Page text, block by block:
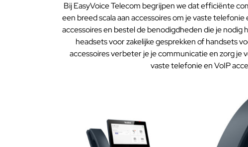
Bij EasyVoice Telecom begrijpen we dat efficiënte
een breed scala aan accessoires om je vaste
accessoires en bestel de benodigdheden die je
headsets voor zakelijke gesprekken of handsets
accessoires verbeter je je communicatie en zorg je
vaste telefonie en VoIP